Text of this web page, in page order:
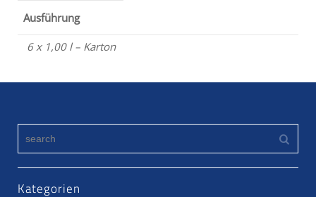
Ausführung
6 x 1,00 l – Karton
Kategorien